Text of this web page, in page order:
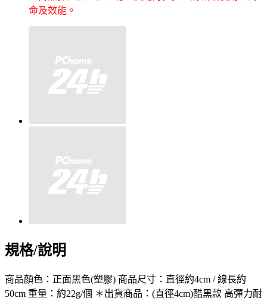
命及效能。
規格/說明
商品顏色：正面黑色(塑膠) 商品尺寸：直徑約4cm / 線長約
50cm 重量：約22g/個 ＊出貨商品：(直徑4cm)酷黑款 高彈力耐